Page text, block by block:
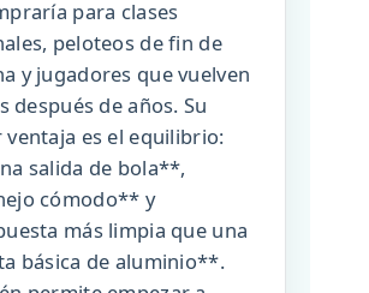
para clases
peloteos de fin de
y jugadores que vuelven
después de años. Su
ventaja es el equilibrio:
salida de bola**,
cómodo** y
más limpia que una
básica de aluminio**.